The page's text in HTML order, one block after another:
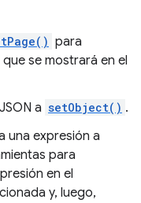
para
se mostrará en el
a setObject() .
una expresión a
para
en el
y, luego,